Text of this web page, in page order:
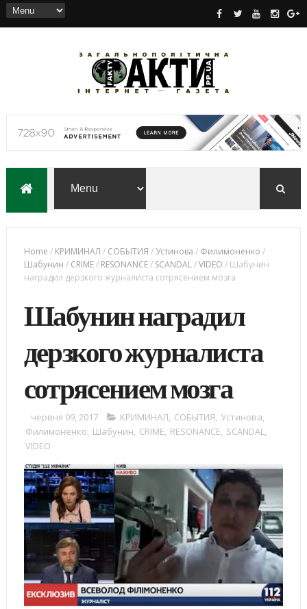
Home / КРИМИНАЛ / СОБЫТИЯ / Устинова / Филимоненко /
Шабунин / CRIME/ RESONANCE/ SCANDAL/VIDEO / Шабунин
наградил дерзкого журналиста сотрясением мозга
Шабунин наградил
дерзкого журналиста
сотрясением мозга
червня 09, 2017 КРИМИНАЛ, СОБЫТИЯ, Устинова,
Филимоненко, Шабунин, CRIME, RESONANCE, SCANDAL,
VIDEO